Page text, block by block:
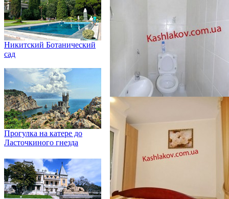
Никитский Ботанический
сад
Прогулка на катере до
Ласточкиного гнезда